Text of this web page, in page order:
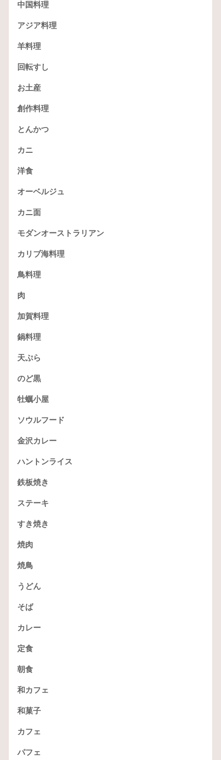
中国料理
アジア料理
羊料理
回転すし
お土産
創作料理
とんかつ
カニ
洋食
オーベルジュ
カニ面
モダンオーストラリアン
カリブ海料理
鳥料理
肉
加賀料理
鍋料理
天ぷら
のど黒
牡蠣小屋
ソウルフード
金沢カレー
ハントンライス
鉄板焼き
ステーキ
すき焼き
焼肉
焼鳥
うどん
そば
カレー
定食
朝食
和カフェ
和菓子
カフェ
パフェ